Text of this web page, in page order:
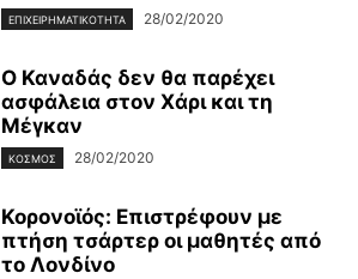
ΕΠΙΧΕΙΡΗΜΑΤΙΚΌΤΗΤΑ 28/02/2020
Ο Καναδάς δεν θα παρέχει
ασφάλεια στον Χάρι και τη
Μέγκαν
ΚΌΣΜΟΣ 28/02/2020
Κορονοϊός: Επιστρέφουν με
πτήση τσάρτερ οι μαθητές από
το Λονδίνο